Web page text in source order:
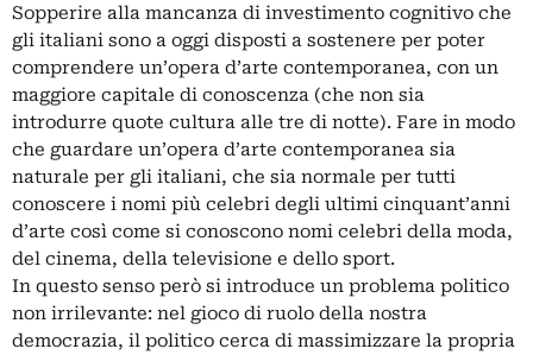
Sopperire alla mancanza di investimento cognitivo che
gli italiani sono a oggi disposti a sostenere per poter
comprendere un’opera d’arte contemporanea, con un
maggiore capitale di conoscenza (che non sia
introdurre quote cultura alle tre di notte). Fare in modo
che guardare un’opera d’arte contemporanea sia
naturale per gli italiani, che sia normale per tutti
conoscere i nomi più celebri degli ultimi cinquant’anni
d’arte così come si conoscono nomi celebri della moda,
del cinema, della televisione e dello sport.
In questo senso però si introduce un problema politico
non irrilevante: nel gioco di ruolo della nostra
democrazia, il politico cerca di massimizzare la propria